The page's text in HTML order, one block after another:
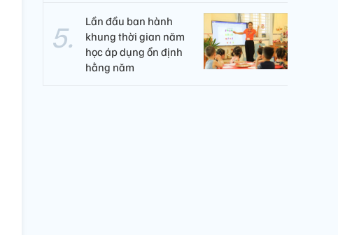
Lần đầu ban hành
khung thời gian năm
học áp dụng ổn định
hằng năm